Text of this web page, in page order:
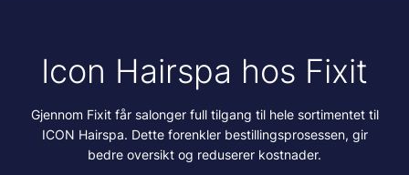
Icon Hairspa hos Fixit
Gjennom Fixit får salonger full tilgang til hele sortimentet til
ICON Hairspa. Dette forenkler bestillingsprosessen, gir
bedre oversikt og reduserer kostnader.